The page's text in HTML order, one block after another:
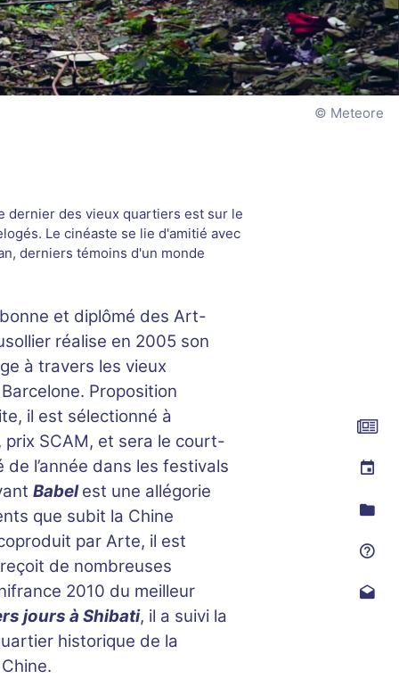
Meteore
dernier des vieux quartiers est sur le
Le cinéaste se lie d'amitié avec
derniers témoins d'un monde
et diplômé des Art-
réalise en 2005 son
à travers les vieux
Proposition
il est sélectionné à
prix SCAM, et sera le court-
l’année dans les festivals
Babelest une allégorie
que subit la Chine
par Arte, il est
de nombreuses
2010 du meilleur
jours à Shibati, il a suivi la
historique de la